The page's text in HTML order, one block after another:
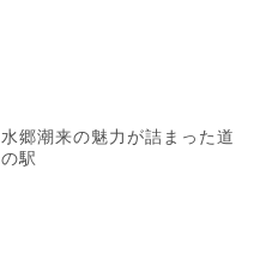
水郷潮来の魅力が詰まった道
の駅